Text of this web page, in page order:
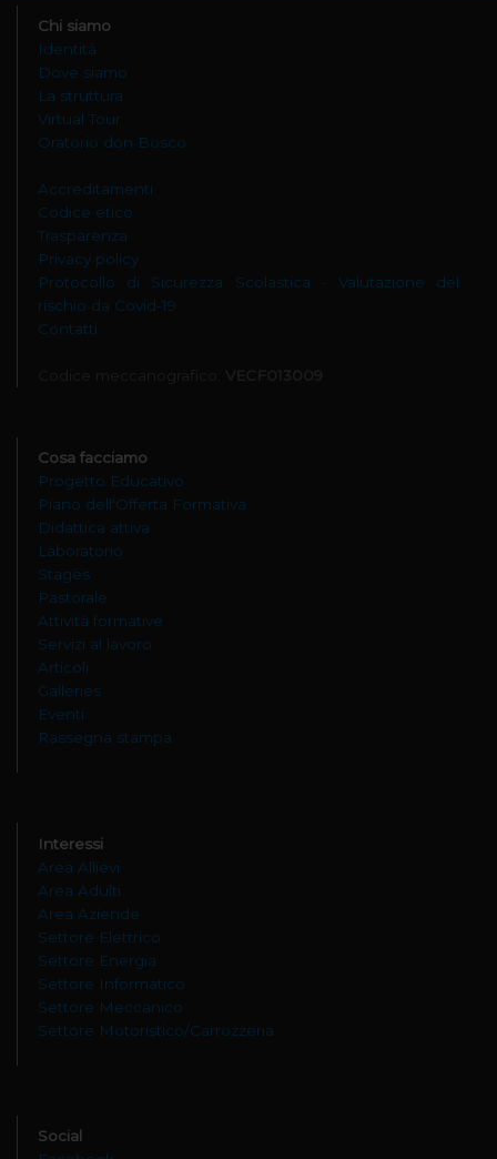
Chi siamo
Identità
Dove siamo
La struttura
Virtual Tour
Oratorio don Bosco
Accreditamenti
Codice etico
Trasparenza
Privacy policy
Protocollo di Sicurezza Scolastica - Valutazione del
rischio da Covid-19
Contatti
Cosa facciamo
Progetto Educativo
Piano dell'Offerta Formativa
Didattica attiva
Laboratorio
Stages
Pastorale
Attività formative
Servizi al lavoro
Articoli
Galleries
Eventi
Rassegna stampa
Interessi
Area Allievi
Area Adulti
Area Aziende
Settore Elettrico
Settore Energia
Settore Informatico
Settore Meccanico
Settore Motoristico/Carrozzeria
Social